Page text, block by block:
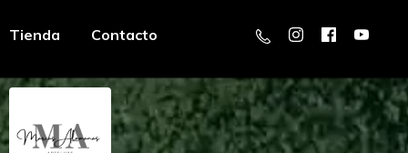
Tienda Contacto